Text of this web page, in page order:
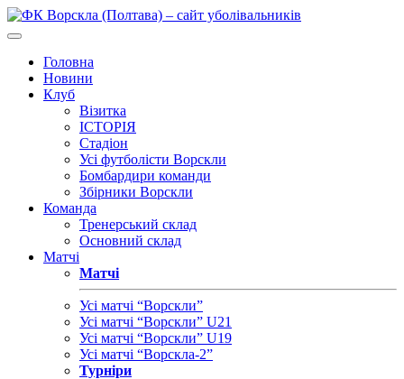
Головна
Новини
Клуб
Візитка
ІСТОРІЯ
Стадіон
Усі футболісти Ворскли
Бомбардири команди
Збірники Ворскли
Команда
Тренерський склад
Основний склад
Матчі
Матчі
Усі матчі “Ворскли”
Усі матчі “Ворскли” U21
Усі матчі “Ворскли” U19
Усі матчі “Ворскла-2”
Турніри